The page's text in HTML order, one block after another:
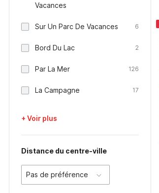
Vacances
Sur Un Parc De Vacances 6
Bord Du Lac 2
Par La Mer 126
La Campagne 17
+ Voir plus
Distance du centre-ville
Pas de préférence